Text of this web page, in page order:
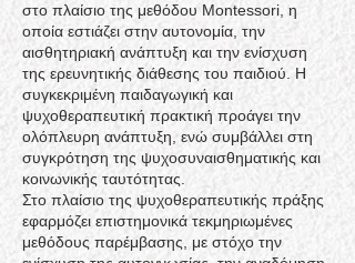
στο πλαίσιο της μεθόδου Montessori, η
οποία εστιάζει στην αυτονομία, την
αισθητηριακή ανάπτυξη και την ενίσχυση
της ερευνητικής διάθεσης του παιδιού. Η
συγκεκριμένη παιδαγωγική και
ψυχοθεραπευτική πρακτική προάγει την
ολόπλευρη ανάπτυξη, ενώ συμβάλλει στη
συγκρότηση της ψυχοσυναισθηματικής και
κοινωνικής ταυτότητας.
Στο πλαίσιο της ψυχοθεραπευτικής πράξης
εφαρμόζει επιστημονικά τεκμηριωμένες
μεθόδους παρέμβασης, με στόχο την